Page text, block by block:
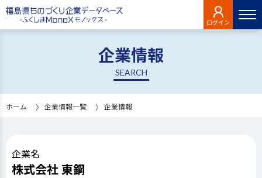
ログイン
企業情報
SEARCH
ホーム 企業情報一覧 企業情報
企業名
株式会社 東鋼